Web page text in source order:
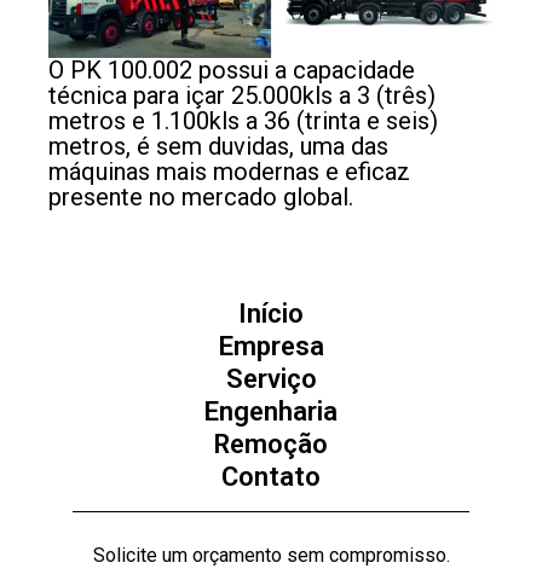
O PK 100.002 possui a capacidade
técnica para içar 25.000kls a 3 (três)
metros e 1.100kls a 36 (trinta e seis)
metros, é sem duvidas, uma das
máquinas mais modernas e eficaz
presente no mercado global.
Início
Empresa
Serviço
Engenharia
Remoção
Contato
Solicite um orçamento sem compromisso.